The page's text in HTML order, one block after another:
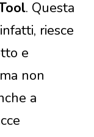
. Questa
riesce
e
non
a